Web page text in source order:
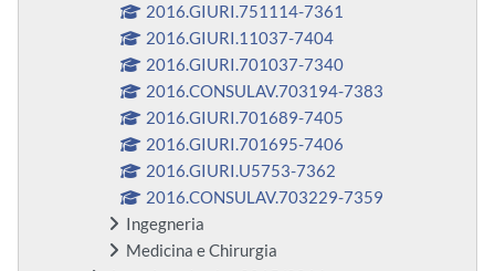
2016.GIURI.751114-7361
2016.GIURI.11037-7404
2016.GIURI.701037-7340
2016.CONSULAV.703194-7383
2016.GIURI.701689-7405
2016.GIURI.701695-7406
2016.GIURI.U5753-7362
2016.CONSULAV.703229-7359
Ingegneria
Medicina e Chirurgia